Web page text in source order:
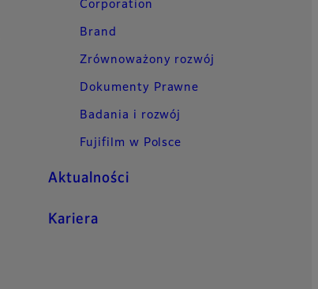
Corporation
Brand
Zrównoważony rozwój
Dokumenty Prawne
Badania i rozwój
Fujifilm w Polsce
Aktualności
Kariera